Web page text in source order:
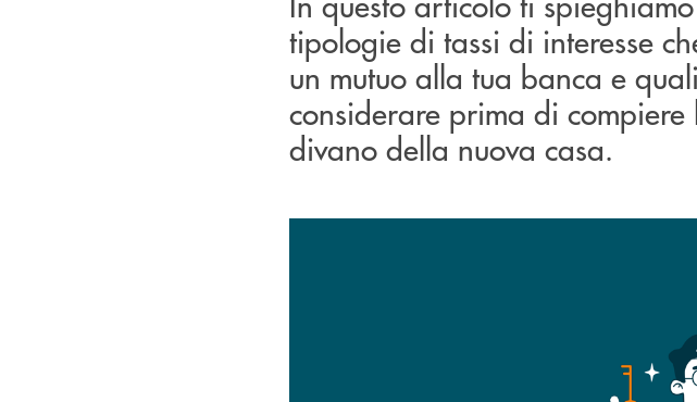
tipologie di tassi di interesse
un mutuo alla tua banca e
considerare prima di
divano della nuova casa.